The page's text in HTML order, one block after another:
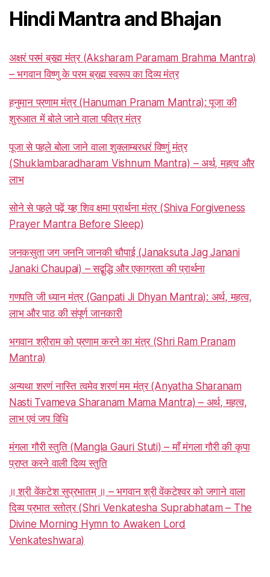
Hindi Mantra and Bhajan
अक्षरं परमं ब्रह्म मंत्र (Aksharam Paramam Brahma Mantra)
– भगवान विष्णु के परम ब्रह्म स्वरूप का दिव्य मंत्र
हनुमान प्रणाम मंत्र (Hanuman Pranam Mantra): पूजा की
शुरुआत में बोले जाने वाला पवित्र मंत्र
पूजा से पहले बोला जाने वाला शुक्लाम्बरधरं विष्णुं मंत्र
(Shuklambaradharam Vishnum Mantra) – अर्थ, महत्व और
लाभ
सोने से पहले पढ़ें यह शिव क्षमा प्रार्थना मंत्र (Shiva Forgiveness
Prayer Mantra Before Sleep)
जनकसुता जग जननि जानकी चौपाई (Janaksuta Jag Janani
Janaki Chaupai) – सद्बुद्धि और एकाग्रता की प्रार्थना
गणपति जी ध्यान मंत्र (Ganpati Ji Dhyan Mantra): अर्थ, महत्व,
लाभ और पाठ की संपूर्ण जानकारी
भगवान श्रीराम को प्रणाम करने का मंत्र (Shri Ram Pranam
Mantra)
अन्यथा शरणं नास्ति त्वमेव शरणं मम मंत्र (Anyatha Sharanam
Nasti Tvameva Sharanam Mama Mantra) – अर्थ, महत्व,
लाभ एवं जप विधि
मंगला गौरी स्तुति (Mangla Gauri Stuti) – माँ मंगला गौरी की कृपा
प्राप्त करने वाली दिव्य स्तुति
॥ श्री वेंकटेश सुप्रभातम् ॥ – भगवान श्री वेंकटेश्वर को जगाने वाला
दिव्य प्रभात स्तोत्र (Shri Venkatesha Suprabhatam – The
Divine Morning Hymn to Awaken Lord
Venkateshwara)